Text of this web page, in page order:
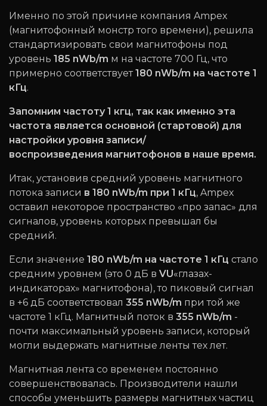
Именно по этой причине компания Ampex
(магнитофонный монстр того времени), решила
стандартизировать свои магнитофоны под
уровень 185 nWb/m м на частоте 700 Гц, что
примерно соответствует180 nWb/m на частоте 1
кГц.
Запомним частоту 1 кгц, так как именно эта
частота является основной (стартовой) для
настройки уровня записи/
воспроизведения магнитофонов в наше время.
Итак, установив средний уровень магнитного
потока записи в 180 nWb/m при 1 кГц, Ampex
оставил некоторое пространство «про запас» для
сигналов, уровень которых превышал бы
средний.
Если значение 180 nWb/m на частоте 1 кГц стало
средним уровнем (это 0 дБ в VU«глазах-
индикаторах» магнитофона), то пиковый сигнал
в +6 дБ соответствовал 355 nWb/m при той же
частоте 1 кГц. Магнитный поток в 355 nWb/m -
почти максимальный уровень записи, который
могли выдержать магнитные ленты тех лет.
Магнитная лента со временем постоянно
совершенствовалась. Производители нашли
способы уменьшить размеры магнитных частиц